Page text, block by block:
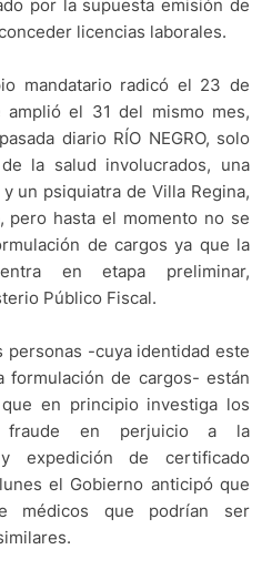
por la supuesta emisión de
licencias laborales.
mandatario radicó el 23 de
amplió el 31 del mismo mes,
diario RÍO NEGRO, solo
la salud involucrados, una
un psiquiatra de Villa Regina,
pero hasta el momento no se
de cargos ya que la
en etapa preliminar,
Público Fiscal.
-cuya identidad este
formulación de cargos- están
en principio investiga los
fraude en perjuicio a la
expedición de certificado
el Gobierno anticipó que
médicos que podrían ser